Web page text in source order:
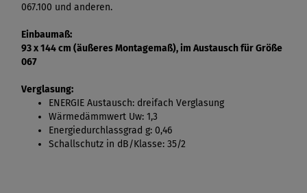
067.100 und anderen.
Einbaumaß:
93 x 144 cm (äußeres Montagemaß), im Austausch für Größe
067
Verglasung:
ENERGIE Austausch: dreifach Verglasung
Wärmedämmwert Uw: 1,3
Energiedurchlassgrad g: 0,46
Schallschutz in dB/Klasse: 35/2